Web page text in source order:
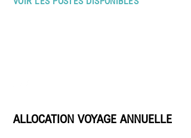
ALLOCATION VOYAGE ANNUELLE